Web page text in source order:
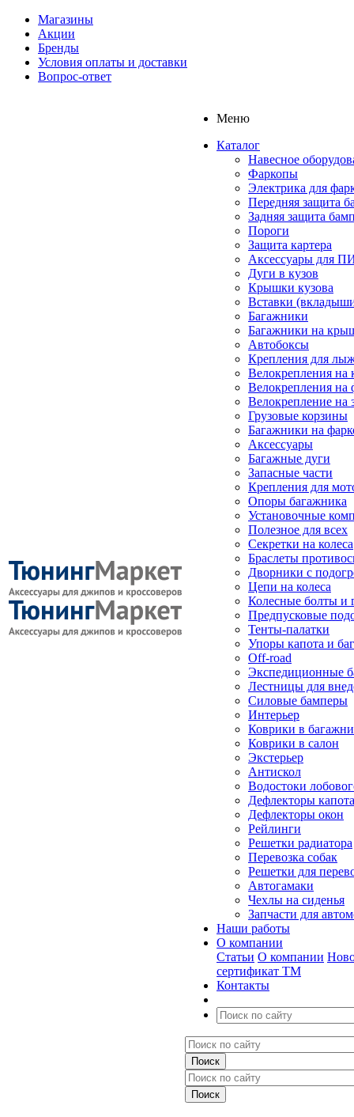
Магазины
Акции
Бренды
Условия оплаты и доставки
Вопрос-ответ
Меню
Каталог
Навесное
Фаркопы
Электрика для
Передняя защита
Задняя защита
Пороги
Защита картера
Аксессуары для
Дуги в кузов
Крышки кузова
Вставки
Багажники
Багажники на
Автобоксы
Крепления для
Велокрепления
Велокрепления на
Велокрепление на
Грузовые корзины
Багажники на
Аксессуары
Багажные дуги
Запасные части
Крепления для
Опоры багажника
Установочные
Полезное для всех
Секретки на колеса
Браслеты
Дворники с
Цепи на колеса
Колесные болты и
Предпусковые
Тенты-палатки
Упоры капота и
Off-road
Экспедиционные
Лестницы для
Силовые бамперы
Интерьер
Коврики в
Коврики в салон
Экстерьер
Антискол
Водостоки
Дефлекторы капота
Дефлекторы окон
Рейлинги
Решетки радиатора
Перевозка собак
Решетки для
Автогамаки
Чехлы на сиденья
Запчасти для
Наши работы
О компании
Статьи О компании
сертификат ТМ
Контакты